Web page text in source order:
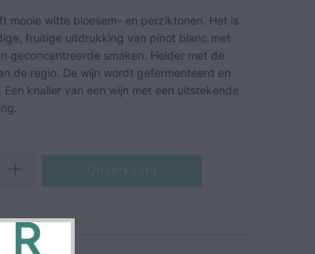
mooie witte bloesem- en perziktonen. Het is
fruitige uitdrukking van pinot blanc met
geconcentreerde smaken. Helder met de
de regio. De wijn wordt gefermenteerd en
knaller van een wijn met een uitstekende